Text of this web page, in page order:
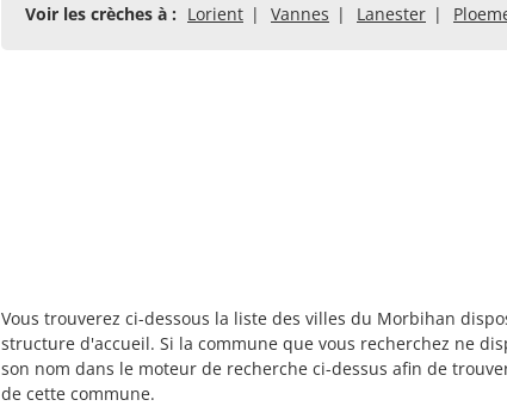
Voir les crèches à : Lorient Vannes Lanester
Vous trouverez ci-dessous la liste des villes du Morbihan
structure d'accueil. Si la commune que vous recherchez ne
son nom dans le moteur de recherche ci-dessus afin de
de cette commune.